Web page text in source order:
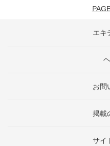
エキ
お問
掲載
サイ